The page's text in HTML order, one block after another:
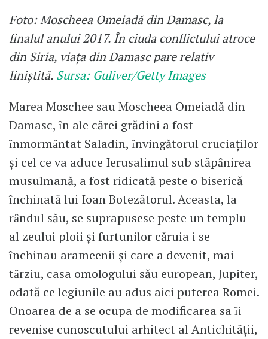
Foto: Moscheea Omeiadă din Damasc, la
finalul anului 2017. În ciuda conflictului atroce
din Siria, viața din Damasc pare relativ
liniștită. Sursa: Guliver/Getty Images
Marea Moschee sau Moscheea Omeiadă din
Damasc, ȋn ale cărei grădini a fost
ȋnmormȃntat Saladin, ȋnvingătorul cruciaţilor
şi cel ce va aduce Ierusalimul sub stăpȃnirea
musulmană, a fost ridicată peste o biserică
ȋnchinată lui Ioan Botezătorul. Aceasta, la
rȃndul său, se suprapusese peste un templu
al zeului ploii şi furtunilor căruia i se
ȋnchinau arameenii şi care a devenit, mai
tȃrziu, casa omologului său european, Jupiter,
odată ce legiunile au adus aici puterea Romei.
Onoarea de a se ocupa de modificarea sa ȋi
revenise cunoscutului arhitect al Antichităţii,